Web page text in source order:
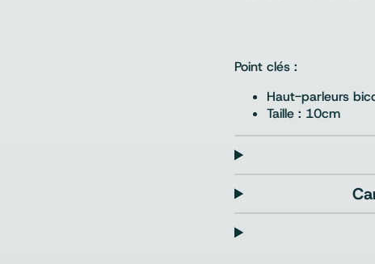
Point clés :
Haut-parleurs
Taille : 10cm